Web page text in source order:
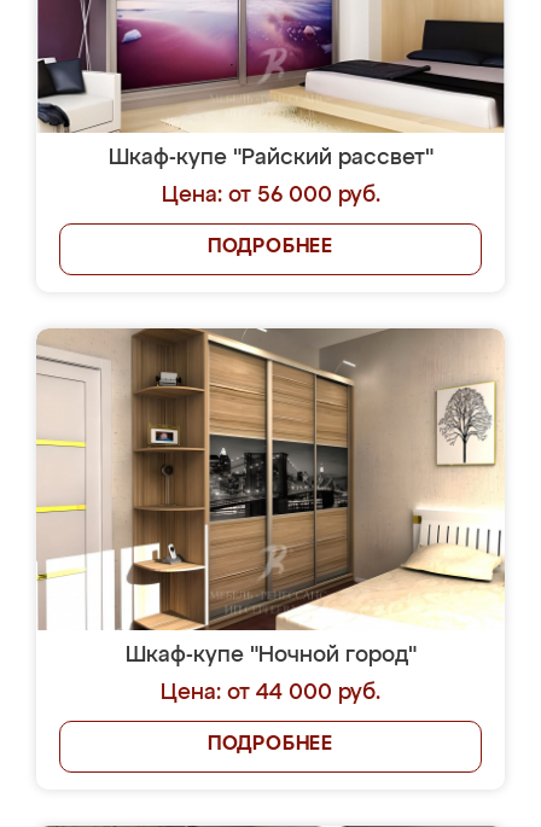
Шкаф-купе "Райский рассвет"
Цена: от 56 000 руб.
ПОДРОБНЕЕ
Шкаф-купе "Ночной город"
Цена: от 44 000 руб.
ПОДРОБНЕЕ